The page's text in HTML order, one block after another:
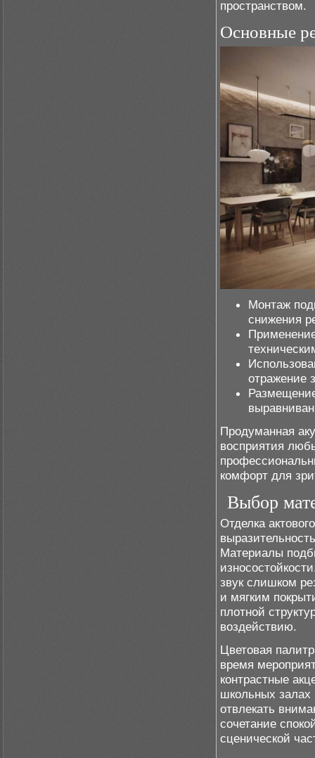
пространством.
Основные
Монтаж
снижения
отражение
Продуманная
восприятия
комфорт для
Выбор
Отделка
Материалы
звук слишком
и мягким
плотной
воздействию.
Цветовая
время
контрастные
школьных залах
отвлекать
сочетание
сценической